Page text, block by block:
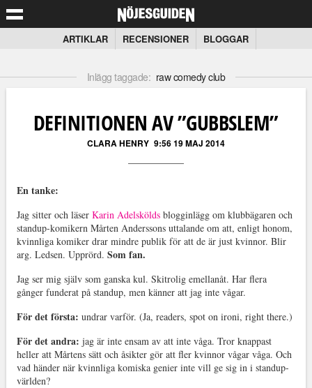
ARTIKLAR RECENSIONER BLOGGAR
Inlägg taggade: raw comedy club
DEFINITIONEN AV ”GUBBSLEM”
CLARA HENRY 9:56 19 MAJ 2014
En tanke:
Jag sitter och läser Karin Adelsköldsblogginlägg om klubbägaren och
standup-komikern Mårten Anderssons uttalande om att, enligt honom,
kvinnliga komiker drar mindre publik för att de är just kvinnor. Blir
arg. Ledsen. Upprörd. Som fan.
Jag ser mig själv som ganska kul. Skitrolig emellanåt. Har flera
gånger funderat på standup, men känner att jag inte vågar.
För det första: undrar varför. (Ja, readers, spot on ironi, right there.)
För det andra: jag är inte ensam av att inte våga. Tror knappast
heller att Mårtens sätt och åsikter gör att fler kvinnor vågar våga. Och
vad händer när kvinnliga komiska genier inte vill ge sig in i standup-
världen?